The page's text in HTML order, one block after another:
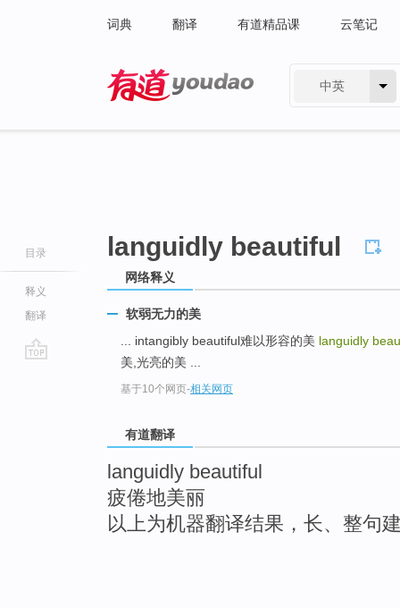
词典 翻译 有道精品课 云笔记
中英
目录
释义
翻译
languidly beautiful
网络释义
软弱无力的美
... intangibly beautiful难以形容的美 languidly
美,光亮的美 ...
基于10个网页-相关网页
有道翻译
languidly beautiful
疲倦地美丽
以上为机器翻译结果，长、整句